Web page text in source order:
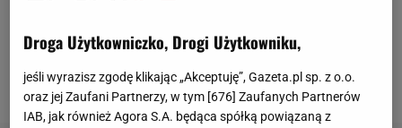
powtórzył wyczyn z Oberstdorfu poskokach
Egner Granerudi Anze Lanisek ze Słowenii.
Droga Użytkowniczko, Drogi Użytkowniku,
jeśli wyrazisz zgodę klikając „Akceptuję”, Gazeta.pl sp. z o.o.
oraz jej Zaufani Partnerzy, w tym [676] Zaufanych Partnerów
IAB, jak również Agora S.A. będąca spółką powiązaną z